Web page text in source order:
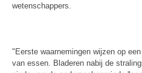
wetenschappers.
"Eerste waarnemingen wijzen op
van essen. Bladeren nabij de